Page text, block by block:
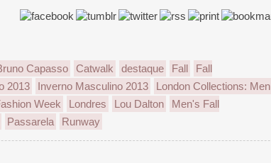
Capasso Catwalk destaque Fall
Fall
2013 Inverno Masculino 2013 London Collections: Men
Week Londres Lou Dalton
Men's Fall
Passarela Runway